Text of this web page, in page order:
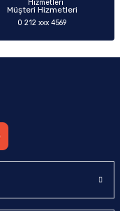
Müşteri Hizmetleri
0 212 xxx 4569